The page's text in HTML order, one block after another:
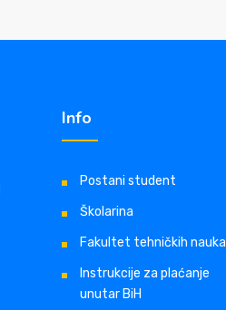
Info
Postani student
Školarina
Fakultet tehničkih nauka
Instrukcije za plaćanje
unutar BiH